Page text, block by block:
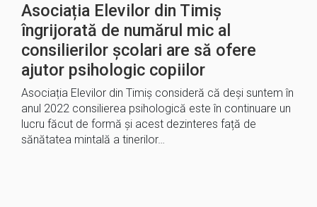
Asociația Elevilor din Timiș
îngrijorată de numărul mic al
consilierilor școlari are să ofere
ajutor psihologic copiilor
Asociația Elevilor din Timiș consideră că deși suntem în
anul 2022 consilierea psihologică este în continuare un
lucru făcut de formă și acest dezinteres față de
sănătatea mintală a tinerilor…